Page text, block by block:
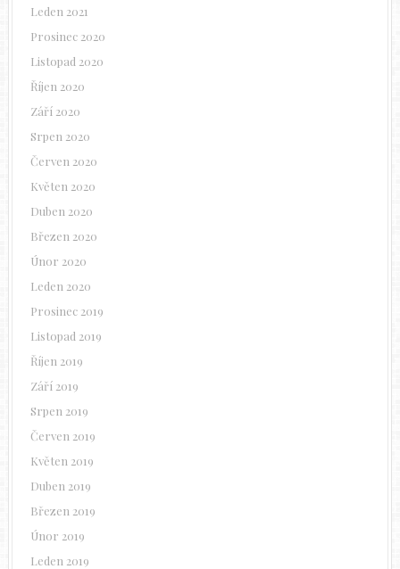
Leden 2021
Prosinec 2020
Listopad 2020
Říjen 2020
Září 2020
Srpen 2020
Červen 2020
Květen 2020
Duben 2020
Březen 2020
Únor 2020
Leden 2020
Prosinec 2019
Listopad 2019
Říjen 2019
Září 2019
Srpen 2019
Červen 2019
Květen 2019
Duben 2019
Březen 2019
Únor 2019
Leden 2019